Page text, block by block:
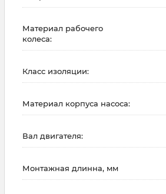
Материал рабочего
колеса:
Класс изоляции:
Материал корпуса насоса:
Вал двигателя:
Монтажная длинна, мм